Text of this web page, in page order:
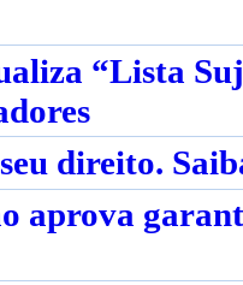
“Lista
direito.
aprova